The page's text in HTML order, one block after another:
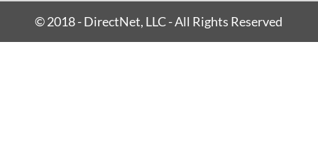
© 2018 - DirectNet, LLC - All Rights Reserved